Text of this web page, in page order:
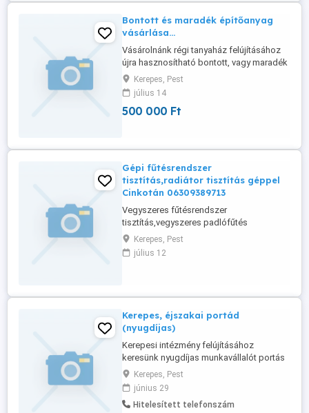
Bontott és maradék építőanyag
vásárlása...
Vásárolnánk régi tanyaház felújításához
újra hasznosítható bontott, vagy maradék
építő anyagokat (tégla, épület- és
asztalos faanyag, beton- és idomacél,
stb...). Kelta-Wicca Hagyományőrzők
Egyháza: ,,nem vagyunk gazdagok
Kerepes, Pest
július 14
500 000 Ft
Gépi fűtésrendszer
tisztítás,radiátor tisztítás géppel
Cinkotán 06309389713
Vegyszeres fűtésrendszer
tisztítás,vegyszeres padlófűtés
átmosásgépi vegyszeres fűtésrendszer
átmosás.Kétféle géppel .
Kerepes, Pest
július 12
Kerepes, éjszakai portád
(nyugdíjas)
Kerepesi intézmény felújításához
keresünk nyugdíjas munkavállalót portás
munkakörbe. Rövid távú munka
(várhatóan szeptember elejéig tart)
Munkaidő Hétfőtől péntekig 16.00-08:00
Hétvégén és ünnepnapon 08.00-08:00
Kerepes, Pest
június 29
Hitelesített telefonszám